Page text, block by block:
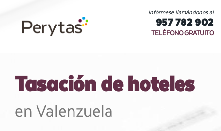
Infórmese llamándonos al
957 782 902
TELÉFONO GRATUITO
Tasación de hoteles
en Valenzuela